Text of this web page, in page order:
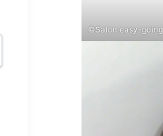
©Salon easy-going